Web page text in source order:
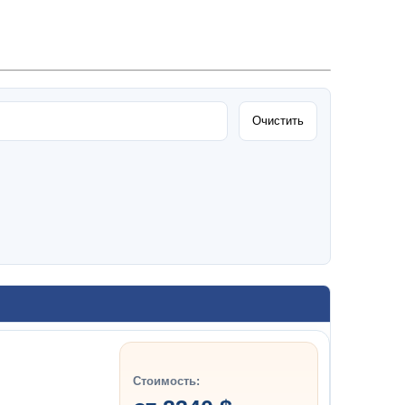
Очистить
Стоимость: